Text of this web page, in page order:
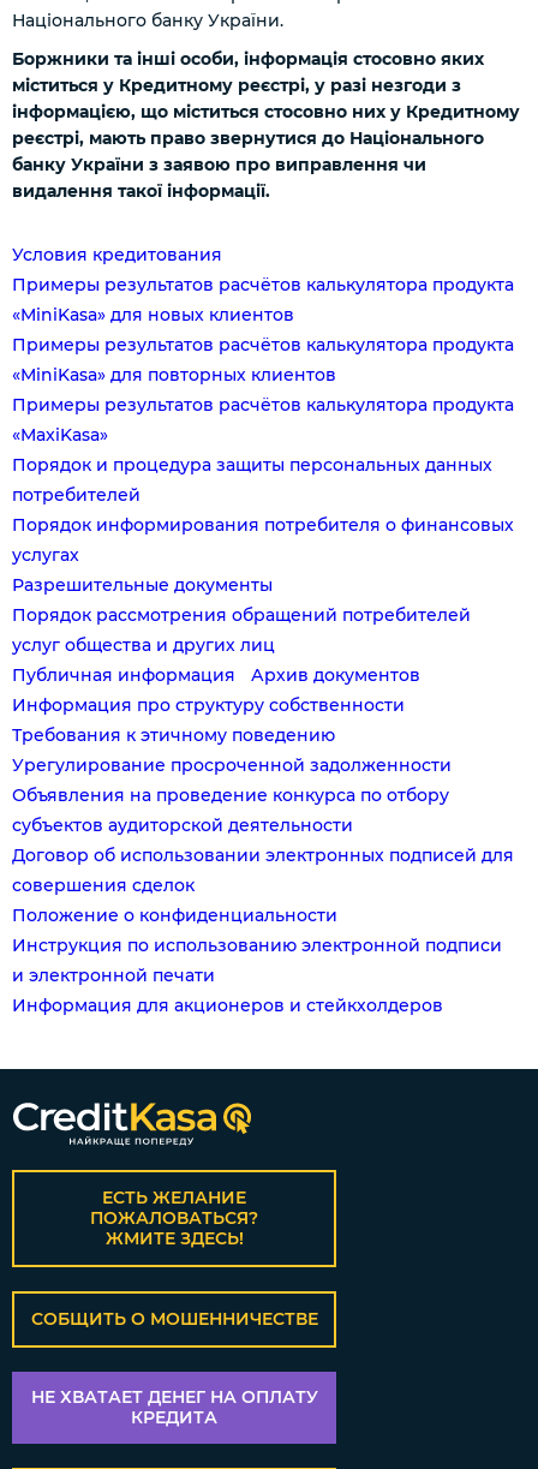
Національного банку України.
Боржники та інші особи, інформація стосовно яких
міститься у Кредитному реєстрі, у разі незгоди з
інформацією, що міститься стосовно них у Кредитному
реєстрі, мають право звернутися до Національного
банку України з заявою про виправлення чи
видалення такої інформації.
Условия кредитования
Примеры результатов расчётов калькулятора продукта
«MiniKasa» для новых клиентов
Примеры результатов расчётов калькулятора продукта
«MiniKasa» для повторных клиентов
Примеры результатов расчётов калькулятора продукта
«MaxiKasa»
Порядок и процедура защиты персональных данных
потребителей
Порядок информирования потребителя о финансовых
услугах
Разрешительные документы
Порядок рассмотрения обращений потребителей
услуг общества и других лиц
Публичная информация
Архив документов
Информация про структуру собственности
Требования к этичному поведению
Урегулирование просроченной задолженности
Объявления на проведение конкурса по отбору
субъектов аудиторской деятельности
Договор об использовании электронных подписей для
совершения сделок
Положение о конфиденциальности
Инструкция по использованию электронной подписи
и электронной печати
Информация для акционеров и стейкхолдеров
ЕСТЬ ЖЕЛАНИЕ
ПОЖАЛОВАТЬСЯ?
ЖМИТЕ ЗДЕСЬ!
СОБЩИТЬ О МОШЕННИЧЕСТВЕ
НЕ ХВАТАЕТ ДЕНЕГ НА ОПЛАТУ
КРЕДИТА